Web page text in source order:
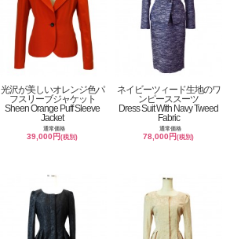
光沢が美しいオレンジ色パ
フスリーブジャケット
Sheen Orange Puff Sleeve
Jacket
通常価格
39,000円(税別)
ネイビーツィード生地のワ
ンピーススーツ
Dress Suit With Navy Tweed
Fabric
通常価格
78,000円(税別)